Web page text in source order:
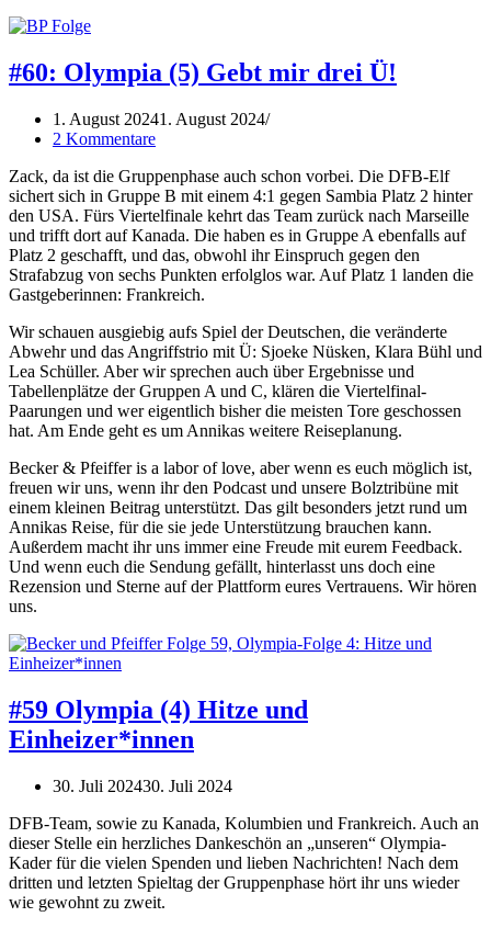
#60: Olympia (5) Gebt mir drei Ü!
1. August 20241. August 2024
2 Kommentare
Zack, da ist die Gruppenphase auch schon vorbei. Die DFB-Elf
sichert sich in Gruppe B mit einem 4:1 gegen Sambia Platz 2 hinter
den USA. Fürs Viertelfinale kehrt das Team zurück nach Marseille
und trifft dort auf Kanada. Die haben es in Gruppe A ebenfalls auf
Platz 2 geschafft, und das, obwohl ihr Einspruch gegen den
Strafabzug von sechs Punkten erfolglos war. Auf Platz 1 landen die
Gastgeberinnen: Frankreich.
Wir schauen ausgiebig aufs Spiel der Deutschen, die veränderte
Abwehr und das Angriffstrio mit Ü: Sjoeke Nüsken, Klara Bühl und
Lea Schüller. Aber wir sprechen auch über Ergebnisse und
Tabellenplätze der Gruppen A und C, klären die Viertelfinal-
Paarungen und wer eigentlich bisher die meisten Tore geschossen
hat. Am Ende geht es um Annikas weitere Reiseplanung.
Becker & Pfeiffer is a labor of love, aber wenn es euch möglich ist,
freuen wir uns, wenn ihr den Podcast und unsere Bolztribüne mit
einem kleinen Beitrag unterstützt. Das gilt besonders jetzt rund um
Annikas Reise, für die sie jede Unterstützung brauchen kann.
Außerdem macht ihr uns immer eine Freude mit eurem Feedback.
Und wenn euch die Sendung gefällt, hinterlasst uns doch eine
Rezension und Sterne auf der Plattform eures Vertrauens. Wir hören
uns.
#59 Olympia (4) Hitze und
Einheizer*innen
30. Juli 202430. Juli 2024
DFB-Team, sowie zu Kanada, Kolumbien und Frankreich. Auch an
dieser Stelle ein herzliches Dankeschön an „unseren“ Olympia-
Kader für die vielen Spenden und lieben Nachrichten! Nach dem
dritten und letzten Spieltag der Gruppenphase hört ihr uns wieder
wie gewohnt zu zweit.